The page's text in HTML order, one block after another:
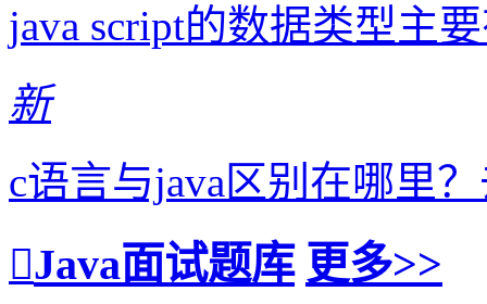
java script的数据类型主
新
c语言与java区别在哪里
Java面试题库 更多>>